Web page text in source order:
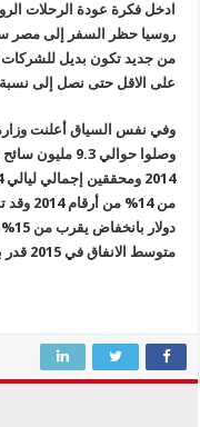
ادخل فكرة عودة الرحلات
روسيا حظر السفر إلى مصر
من جديد تكون بديل للشركات
على الاقل حتى نصل إلى نسبة
متوسط الانفاق في 2015 قدر بحوالى 73 دولار ليلة.